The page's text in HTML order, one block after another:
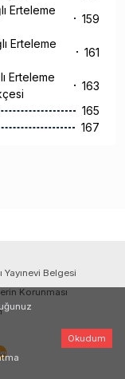
Erteleme
159
Erteleme
161
Erteleme
163
165
167
Yayınevi Belgesi
Korunması
Okudum